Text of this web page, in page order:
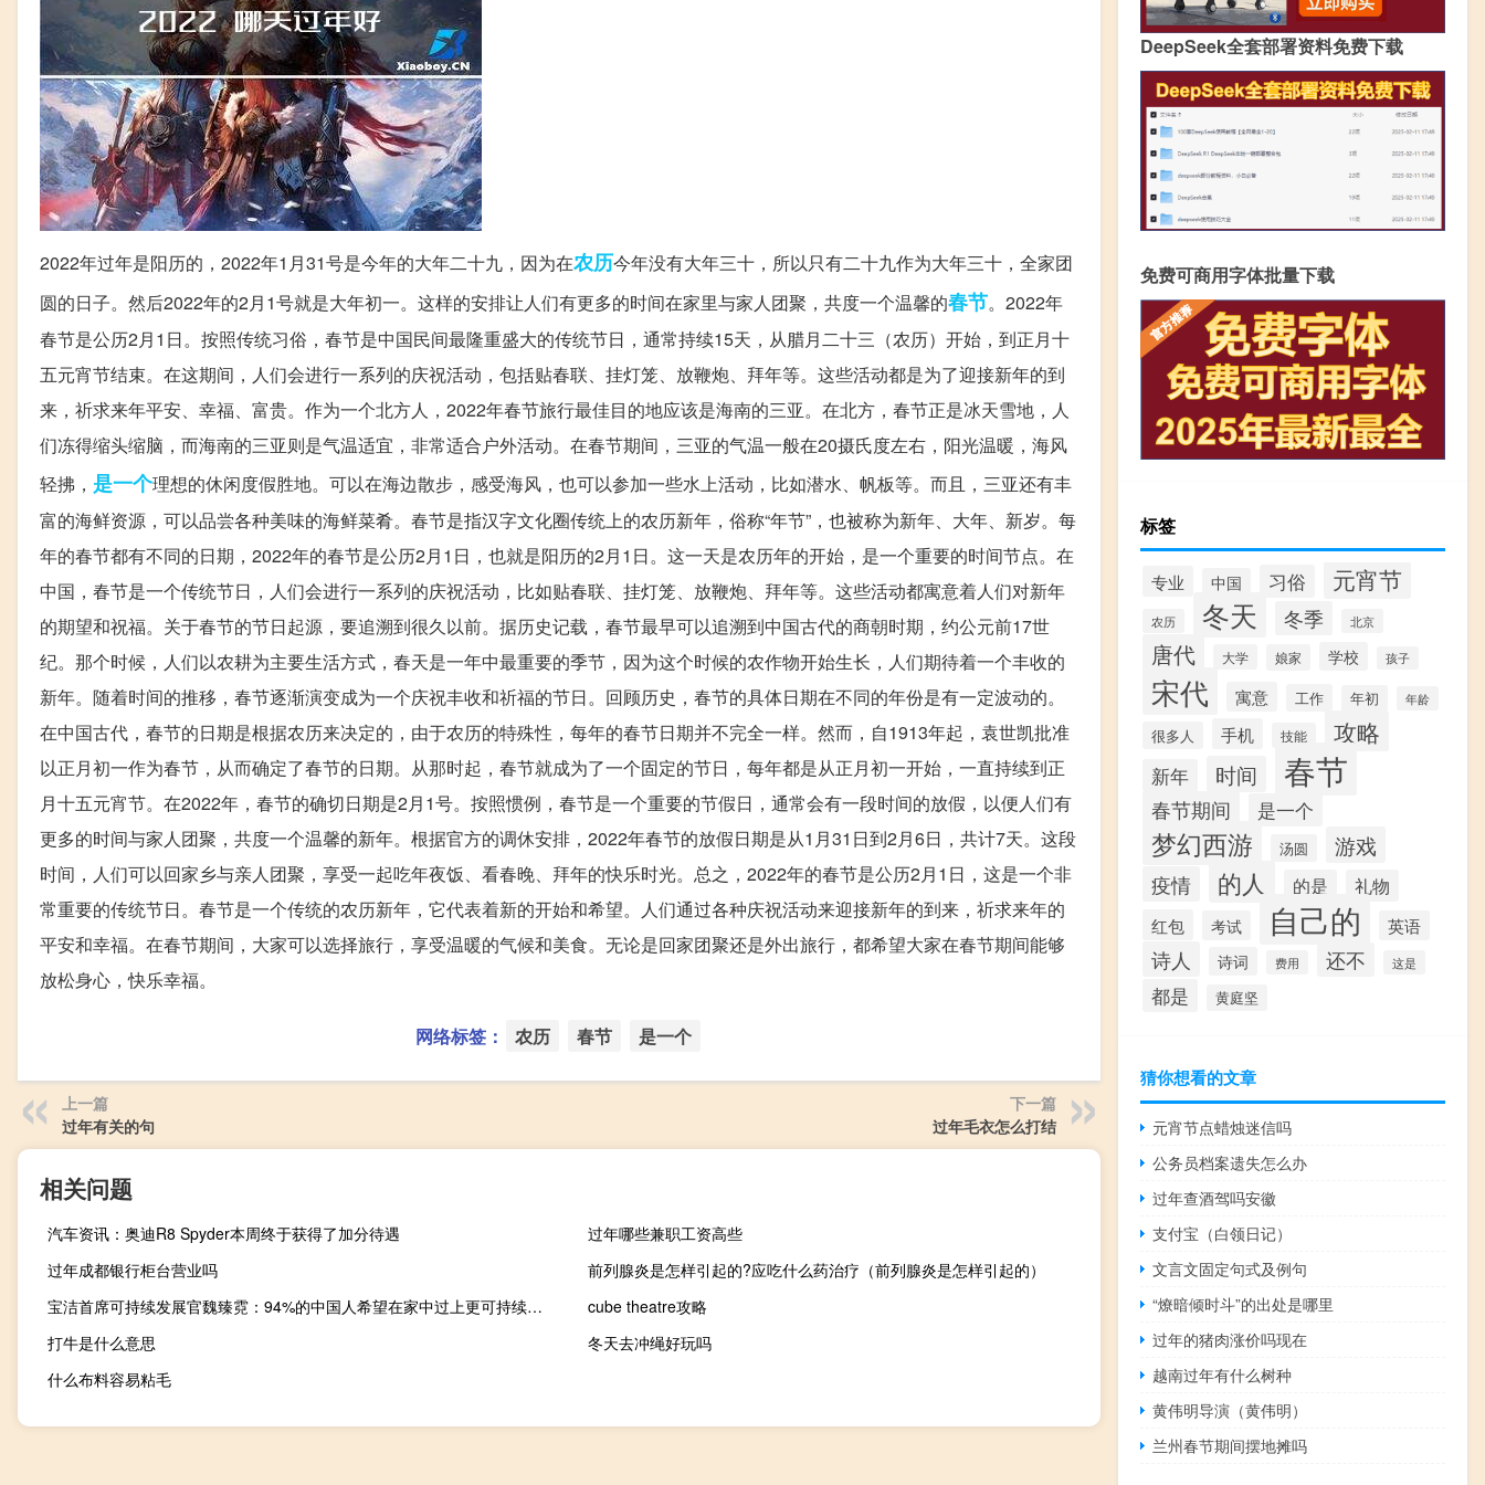
2022年过年是阳历的，2022年1月31号是今年的大年二十九，因为在农历今年没有大年三十，所以只有二十九作为大年三十，全家团
圆的日子。然后2022年的2月1号就是大年初一。这样的安排让人们有更多的时间在家里与家人团聚，共度一个温馨的春节。2022年
春节是公历2月1日。按照传统习俗，春节是中国民间最隆重盛大的传统节日，通常持续15天，从腊月二十三（农历）开始，到正月十
五元宵节结束。在这期间，人们会进行一系列的庆祝活动，包括贴春联、挂灯笼、放鞭炮、拜年等。这些活动都是为了迎接新年的到
来，祈求来年平安、幸福、富贵。作为一个北方人，2022年春节旅行最佳目的地应该是海南的三亚。在北方，春节正是冰天雪地，人
们冻得缩头缩脑，而海南的三亚则是气温适宜，非常适合户外活动。在春节期间，三亚的气温一般在20摄氏度左右，阳光温暖，海风
轻拂， 是一个理想的休闲度假胜地。可以在海边散步，感受海风，也可以参加一些水上活动，比如潜水、帆板等。而且，三亚还有丰
富的海鲜资源，可以品尝各种美味的海鲜菜肴。春节是指汉字文化圈传统上的农历新年，俗称“年节”，也被称为新年、大年、新岁。每
年的春节都有不同的日期，2022年的春节是公历2月1日，也就是阳历的2月1日。这一天是农历年的开始，是一个重要的时间节点。在
中国，春节是一个传统节日，人们会进行一系列的庆祝活动，比如贴春联、挂灯笼、放鞭炮、拜年等。这些活动都寓意着人们对新年
的期望和祝福。关于春节的节日起源，要追溯到很久以前。据历史记载，春节最早可以追溯到中国古代的商朝时期，约公元前17世
纪。那个时候，人们以农耕为主要生活方式，春天是一年中最重要的季节，因为这个时候的农作物开始生长，人们期待着一个丰收的
新年。随着时间的推移，春节逐渐演变成为一个庆祝丰收和祈福的节日。回顾历史，春节的具体日期在不同的年份是有一定波动的。
在中国古代，春节的日期是根据农历来决定的，由于农历的特殊性，每年的春节日期并不完全一样。然而，自1913年起，袁世凯批准
以正月初一作为春节，从而确定了春节的日期。从那时起，春节就成为了一个固定的节日，每年都是从正月初一开始，一直持续到正
月十五元宵节。在2022年，春节的确切日期是2月1号。按照惯例，春节是一个重要的节假日，通常会有一段时间的放假，以便人们有
更多的时间与家人团聚，共度一个温馨的新年。根据官方的调休安排，2022年春节的放假日期是从1月31日到2月6日，共计7天。这段
时间，人们可以回家乡与亲人团聚，享受一起吃年夜饭、看春晚、拜年的快乐时光。总之，2022年的春节是公历2月1日，这是一个非
常重要的传统节日。春节是一个传统的农历新年，它代表着新的开始和希望。人们通过各种庆祝活动来迎接新年的到来，祈求来年的
平安和幸福。在春节期间，大家可以选择旅行，享受温暖的气候和美食。无论是回家团聚还是外出旅行，都希望大家在春节期间能够
放松身心，快乐幸福。
网络标签： 农历 春节 是一个
上一篇
过年有关的句
下一篇
过年毛衣怎么打结
相关问题
汽车资讯：奥迪R8 Spyder本周终于获得了加分待遇
过年哪些兼职工资高些
过年成都银行柜台营业吗
前列腺炎是怎样引起的?应吃什么药治疗（前列腺炎是怎样引起的）
宝洁首席可持续发展官魏臻霓：94%的中国人希望在家中过上更可持续的生活
cube theatre攻略
打牛是什么意思
冬天去冲绳好玩吗
什么布料容易粘毛
DeepSeek全套部署资料免费下载
免费可商用字体批量下载
标签
专业 中国 习俗 元宵节
农历 冬天 冬季 北京
唐代 大学 娘家 学校 孩子
宋代 寓意 工作 年初 年龄
很多人 手机 技能 攻略
新年 时间 春节
春节期间 是一个
梦幻西游 汤圆 游戏
疫情 的人 的是 礼物
红包 考试 自己的 英语
诗人 诗词 费用 还不 这是
都是 黄庭坚
猜你想看的文章
元宵节点蜡烛迷信吗
公务员档案遗失怎么办
过年查酒驾吗安徽
支付宝（白领日记）
文言文固定句式及例句
“燎暗倾时斗”的出处是哪里
过年的猪肉涨价吗现在
越南过年有什么树种
黄伟明导演（黄伟明）
兰州春节期间摆地摊吗